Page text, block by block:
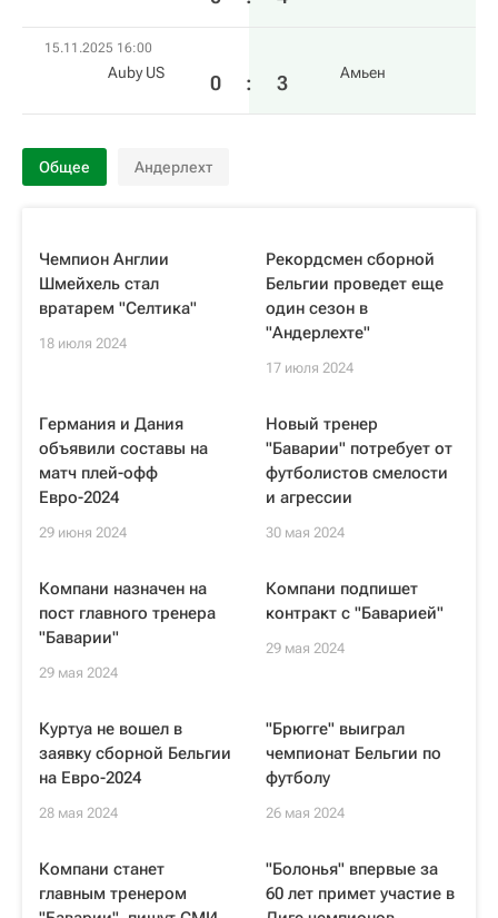
15.11.2025 16:00
Auby US 0 : 3 Амьен
Общее Андерлехт
Чемпион Англии
Шмейхель стал
вратарем "Селтика"
18 июля 2024
Рекордсмен сборной
Бельгии проведет еще
один сезон в
"Андерлехте"
17 июля 2024
Германия и Дания
объявили составы на
матч плей-офф
Евро-2024
29 июня 2024
Новый тренер
"Баварии" потребует от
футболистов смелости
и агрессии
30 мая 2024
Компани назначен на
пост главного тренера
"Баварии"
29 мая 2024
Компани подпишет
контракт с "Баварией"
29 мая 2024
Куртуа не вошел в
заявку сборной Бельгии
на Евро-2024
28 мая 2024
"Брюгге" выиграл
чемпионат Бельгии по
футболу
26 мая 2024
Компани станет
главным тренером
"Болонья" впервые за
60 лет примет участие в